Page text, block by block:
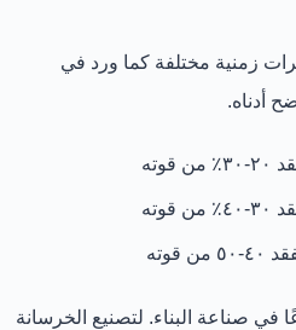
زمنية مختلفة كما ورد في
أدناه.
في صناعة البناء. لتصنيع الخرسانة